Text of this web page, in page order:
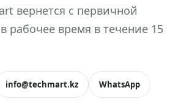
вернется с первичной
рабочее время в течение 15
info@techmart.kz WhatsApp